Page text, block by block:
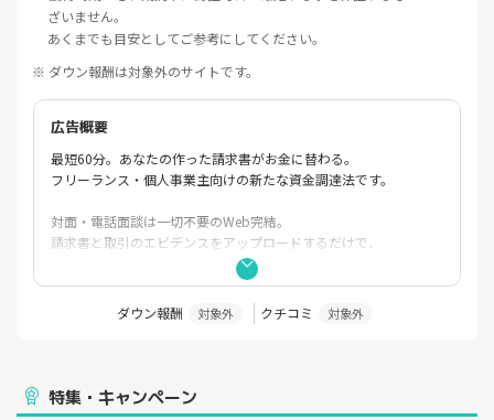
ざいません。
あくまでも目安としてご参考にしてください。
※ ダウン報酬は対象外のサイトです。
広告概要
最短60分。あなたの作った請求書がお金に替わる。
フリーランス・個人事業主向けの新たな資金調達法です。
対面・電話面談は一切不要のWeb完結。
請求書と取引のエビデンスをアップロードするだけで、
今から最短60分後にはあなたの銀行口座に振り込みがされていま
す。
１：Web完結の3ステップでお申し込み完了
会員登録、請求書アップロード、取引エビデンス（取引先とのメ
ダウン報酬 対象外 クチコミ 対象外
特集・キャンペーン